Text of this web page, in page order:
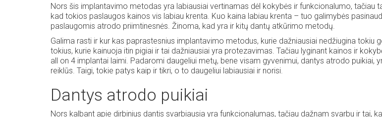
Nors šis implantavimo metodas yra labiausiai vertinamas dėl kokybės ir funkcionalumo, tačiau
kad tokios paslaugos kainos vis labiau krenta. Kuo kaina labiau krenta – tuo galimybės
paslaugomis atrodo priimtinesnės. Žinoma, kad yra ir kitų dantų atkūrimo metodų.
Galima rasti ir kur kas paprastesnius implantavimo metodus, kurie dažniausiai nedžiugina tokiu
tokius, kurie kainuoja itin pigiai ir tai dažniausiai yra protezavimas. Tačiau lyginant kainos ir
all on 4 implantai laimi. Padaromi daugeliui metų, bene visam gyvenimui, dantys atrodo puikiai,
reiklūs. Taigi, tokie patys kaip ir tikri, o to daugeliui labiausiai ir norisi.
Dantys atrodo puikiai
Nors kalbant apie dirbinius dantis svarbiausia yra funkcionalumas, tačiau dažnam svarbu ir tai,